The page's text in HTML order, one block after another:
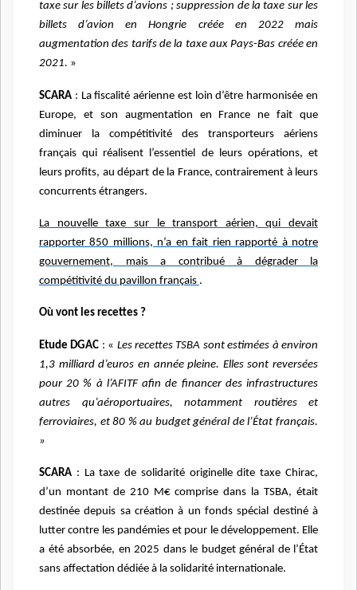
taxe sur les billets d’avions ; suppression de la taxe sur les
billets d’avion en Hongrie créée en 2022 mais
augmentation des tarifs de la taxe aux Pays-Bas créée en
2021. »
SCARA : La fiscalité aérienne est loin d’être harmonisée en
Europe, et son augmentation en France ne fait que
diminuer la compétitivité des transporteurs aériens
français qui réalisent l’essentiel de leurs opérations, et
leurs profits, au départ de la France, contrairement à leurs
concurrents étrangers.
La nouvelle taxe sur le transport aérien, qui devait
rapporter 850 millions, n’a en fait rien rapporté à notre
gouvernement, mais a contribué à dégrader la
compétitivité du pavillon français .
Où vont les recettes ?
Etude DGAC : « Les recettes TSBA sont estimées à environ
1,3 milliard d’euros en année pleine. Elles sont reversées
pour 20 % à l’AFITF afin de financer des infrastructures
autres qu’aéroportuaires, notamment routières et
ferroviaires, et 80 % au budget général de l’État français.
»
SCARA : La taxe de solidarité originelle dite taxe Chirac,
d’un montant de 210 M€ comprise dans la TSBA, était
destinée depuis sa création à un fonds spécial destiné à
lutter contre les pandémies et pour le développement. Elle
a été absorbée, en 2025 dans le budget général de l’État
sans affectation dédiée à la solidarité internationale.